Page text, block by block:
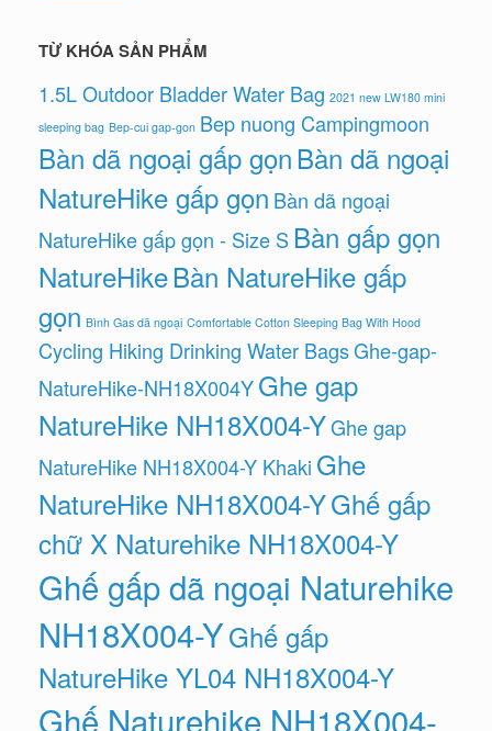
TỪ KHÓA SẢN PHẨM
1.5L Outdoor Bladder Water Bag 2021 new LW180 mini
sleeping bag Bep-cui gap-gon Bep nuong Campingmoon
Bàn dã ngoại gấp gọnBàn dã ngoại
NatureHike gấp gọn Bàn dã ngoại
NatureHike gấp gọn - Size SBàn gấp gọn
NatureHikeBàn NatureHike gấp
gọn Bình Gas dã ngoại Comfortable Cotton Sleeping Bag With Hood
Cycling Hiking Drinking Water BagsGhe-gap-
NatureHike-NH18X004YGhe gap
NatureHike NH18X004-YGhe gap
NatureHike NH18X004-Y Khaki Ghe
NatureHike NH18X004-YGhế gấp
chữ X Naturehike NH18X004-Y
Ghế gấp dã ngoại Naturehike
NH18X004-YGhế gấp
NatureHike YL04 NH18X004-Y
Ghế Naturehike NH18X004-